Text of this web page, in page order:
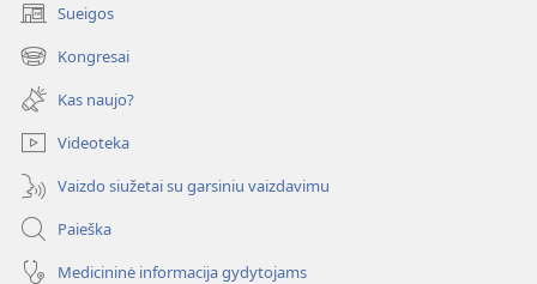
Sueigos
(atsiveria
naujas
langas)
Kongresai
(atsiveria
naujas
langas)
Kas naujo?
Videoteka
Vaizdo siužetai su garsiniu vaizdavimu
Paieška
Medicininė informacija gydytojams